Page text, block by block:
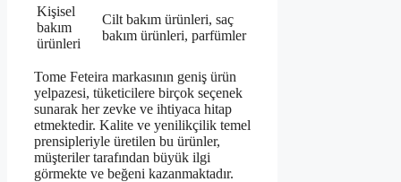
Kişisel
bakım
ürünleri
Cilt bakım ürünleri, saç
bakım ürünleri, parfümler
Tome Feteira markasının geniş ürün
yelpazesi, tüketicilere birçok seçenek
sunarak her zevke ve ihtiyaca hitap
etmektedir. Kalite ve yenilikçilik temel
prensipleriyle üretilen bu ürünler,
müşteriler tarafından büyük ilgi
görmekte ve beğeni kazanmaktadır.